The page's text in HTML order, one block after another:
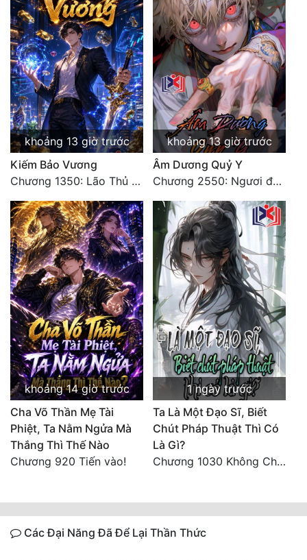
khoảng 13 giờ trước
Kiếm Bảo Vương
Chương 1350: Lão Thủ (4/5)
khoảng 13 giờ trước
Âm Dương Quỷ Y
Chương 2550: Ngươi đoán xem
khoảng 14 giờ trước
Cha Võ Thần Mẹ Tài
Phiệt, Ta Nằm Ngửa Mà
Thắng Thì Thế Nào
Chương 920 Tiến vào!
1 ngày trước
Ta Là Một Đạo Sĩ, Biết
Chút Pháp Thuật Thì Có
Là Gì?
Chương 1030 Không Chi Hoàng Nguyên Đại Hư
Các Đại Năng Đã Để Lại Thần Thức